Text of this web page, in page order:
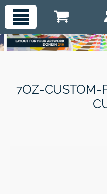
7OZ-CUSTOM-